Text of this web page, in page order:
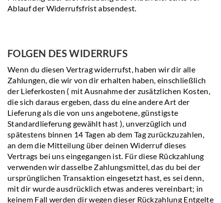
Ablauf der Widerrufsfrist absendest.
FOLGEN DES WIDERRUFS
Wenn du diesen Vertrag widerrufst, haben wir dir alle
Zahlungen, die wir von dir erhalten haben, einschließlich
der Lieferkosten ( mit Ausnahme der zusätzlichen Kosten,
die sich daraus ergeben, dass du eine andere Art der
Lieferung als die von uns angebotene, günstigste
Standardlieferung gewählt hast ), unverzüglich und
spätestens binnen 14 Tagen ab dem Tag zurückzuzahlen,
an dem die Mitteilung über deinen Widerruf dieses
Vertrags bei uns eingegangen ist. Für diese Rückzahlung
verwenden wir dasselbe Zahlungsmittel, das du bei der
ursprünglichen Transaktion eingesetzt hast, es sei denn,
mit dir wurde ausdrücklich etwas anderes vereinbart; in
keinem Fall werden dir wegen dieser Rückzahlung Entgelte